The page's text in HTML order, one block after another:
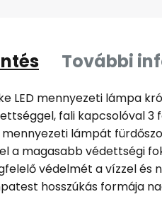
További
LED mennyezeti lámpa
fali kapcsolóval 3
mennyezeti lámpát
a magasabb védettségi
védelmét a vízzel és
hosszúkás formája